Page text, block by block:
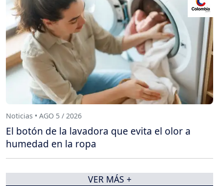
Noticias • AGO 5 / 2026
El botón de la lavadora que evita el olor a
humedad en la ropa
VER MÁS +